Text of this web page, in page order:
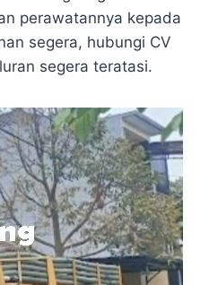
perawatannya kepada
segera, hubungi CV
segera teratasi.